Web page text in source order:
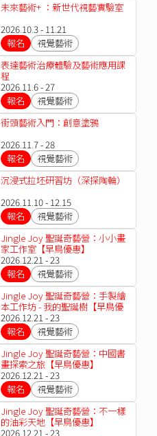
未來藝術+ ：新世代視藝實驗室
2026.10.3 - 11.21
報名
視覺藝術
表達藝術治療體驗及藝術應用課
程
2026.11.6 - 27
報名
視覺藝術
街頭藝術入門：創意塗鴉
2026.11.7 - 28
報名
視覺藝術
沉浸式拉坯研習坊（深探陶輪）
2026.11.10 - 12.15
報名
視覺藝術
Jingle Joy 聖誕奇藝營：小小畫
家工作室【早鳥優惠】
2026.12.21 - 23
報名
視覺藝術
Jingle Joy 聖誕奇藝營：手製繪
本工作坊 - 我的聖誕樹【早鳥優
惠】
2026.12.21 - 23
報名
視覺藝術
Jingle Joy 聖誕奇藝營：中國書
畫探索之旅【早鳥優惠】
2026.12.21 - 23
報名
視覺藝術
Jingle Joy 聖誕奇藝營：不一樣
的油彩天地【早鳥優惠】
2026.12.21 - 23